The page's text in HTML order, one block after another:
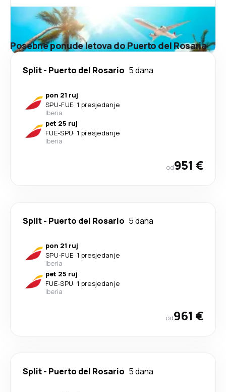
Posebne ponude letova do Puerto del Rosaria
Split- Puerto del Rosario 5 dana
pon 21 ruj
SPU-FUE· 1 presjedanje
Iberia
pet 25 ruj
FUE-SPU· 1 presjedanje
Iberia
od951 €
Split- Puerto del Rosario 5 dana
pon 21 ruj
SPU-FUE· 1 presjedanje
Iberia
pet 25 ruj
FUE-SPU· 1 presjedanje
Iberia
od961 €
Split- Puerto del Rosario 5 dana